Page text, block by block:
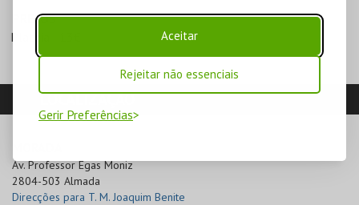
Aceitar
Rejeitar não essenciais
Gerir Preferências
PREÇOS
Plateia - 13€
LOCALIZAÇÃO
Av. Professor Egas Moniz
2804-503 Almada
Direcções para T. M. Joaquim Benite